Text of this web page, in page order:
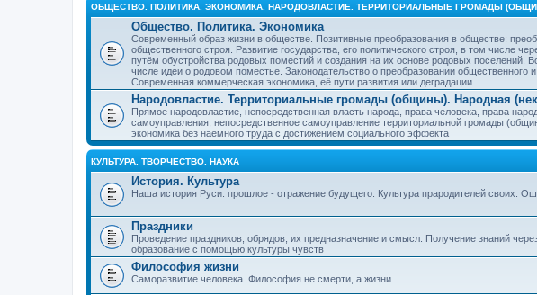
ОБЩЕСТВО. ПОЛИТИКА. ЭКОНОМИКА. НАРОДОВЛАСТИЕ. ТЕРРИТОРИАЛЬНЫЕ ГРОМАДЫ
Общество. Политика. Экономика
Современный образ жизни в обществе. Позитивные преобразования в обществе:
общественного строя. Развитие государства, его политического строя, в том числе
путём обустройства родовых поместий и создания на их основе родовых поселений.
числе идеи о родовом поместье. Законодательство о преобразовании общественного и
Современная коммерческая экономика, её пути развития или деградации.
Народовластие. Территориальные громады (общины). Народная
Прямое народовластие, непосредственная власть народа, права человека, права
самоуправления, непосредственное самоуправление территориальной громады
экономика без наёмного труда с достижением социального эффекта
КУЛЬТУРА. ТВОРЧЕСТВО. НАУКА
История. Культура
Наша история Руси: прошлое - отражение будущего. Культура прародителей своих.
Праздники
Проведение праздников, обрядов, их предназначение и смысл. Получение знаний
образование с помощью культуры чувств
Философия жизни
Саморазвитие человека. Философия не смерти, а жизни.